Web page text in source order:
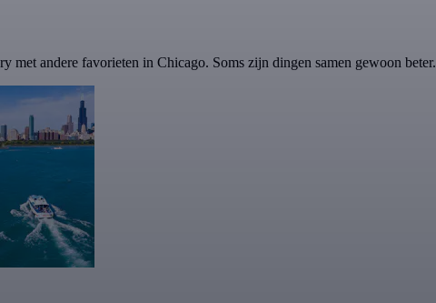
met andere favorieten in Chicago. Soms zijn dingen samen gewoon beter.